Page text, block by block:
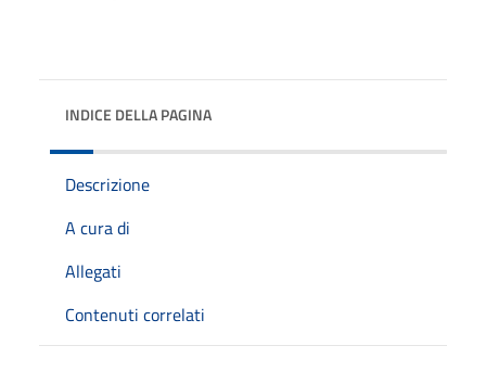
INDICE DELLA PAGINA
Descrizione
A cura di
Allegati
Contenuti correlati